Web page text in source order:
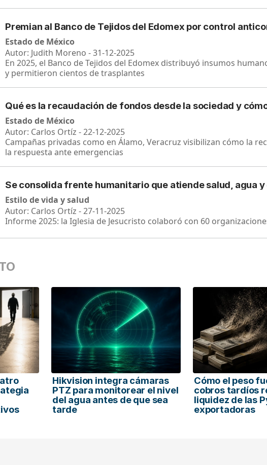
Premian al Banco de Tejidos del Edomex por control
Estado de México
Autor: Judith Moreno - 31-12-2025
En 2025, el Banco de Tejidos del Edomex distribuyó insumos
y permitieron cientos de trasplantes
Qué es la recaudación de fondos desde la sociedad y
Estado de México
Autor: Carlos Ortíz - 22-12-2025
Campañas privadas como en Álamo, Veracruz visibilizan cómo la
la respuesta ante emergencias
Se consolida frente humanitario que atiende salud, agua
Estilo de vida y salud
Autor: Carlos Ortíz - 27-11-2025
Informe 2025: la Iglesia de Jesucristo colaboró con 60
Hikvision integra cámaras
PTZ para monitorear el nivel
del agua antes de que sea
tarde
Cómo el peso
cobros tardíos
liquidez de las
exportadoras